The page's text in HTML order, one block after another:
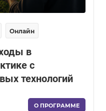
Онлайн
в
с
технологий
О ПРОГРАММЕ